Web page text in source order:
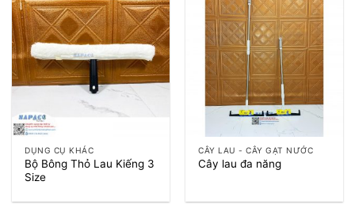
DỤNG CỤ KHÁC
Bộ Bông Thỏ Lau Kiếng 3
Size
CÂY LAU - CÂY GẠT NƯỚC
Cây lau đa năng